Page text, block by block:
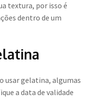
textura, por isso é
dentro de um
usar gelatina, algumas
a data de validade